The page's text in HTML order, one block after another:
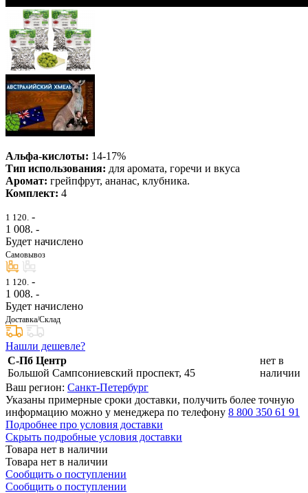
Альфа-кислоты: 14-17%
Тип использования: для аромата, горечи и вкуса
Аромат: грейпфрут, ананас, клубника.
Комплект: 4
1 120. -
1 008. -
Будет начислено
Самовывоз
1 120. -
1 008. -
Будет начислено
Доставка/Склад
Нашли дешевле?
С-Пб Центр
Большой Сампсониевский проспект, 45
нет в
наличии
Ваш регион: Санкт-Петербург
Указаны примерные сроки доставки, получить более точную
информацию можно у менеджера по телефону 8 800 350 61 91
Подробнее про условия доставки
Скрыть подробные условия доставки
Товара нет в наличии
Товара нет в наличии
Сообщить о поступлении
Сообщить о поступлении